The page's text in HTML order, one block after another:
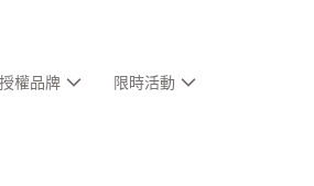
權品牌 限時活動